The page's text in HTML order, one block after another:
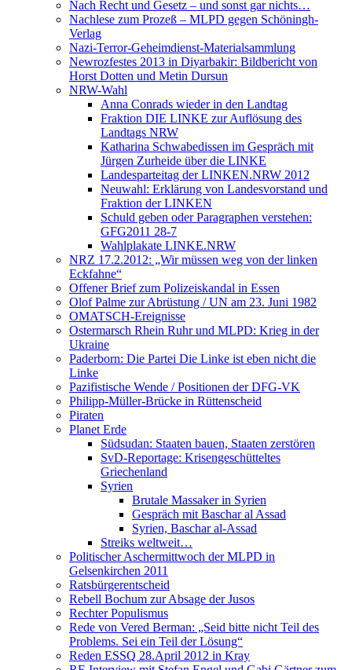
Nach Recht und Gesetz – und sonst gar nichts…
Nachlese zum Prozeß – MLPD gegen Schöningh-
Verlag
Nazi-Terror-Geheimdienst-Materialsammlung
Newrozfestes 2013 in Diyarbakir: Bildbericht von
Horst Dotten und Metin Dursun
NRW-Wahl
Anna Conrads wieder in den Landtag
Fraktion DIE LINKE zur Auflösung des
Landtags NRW
Katharina Schwabedissen im Gespräch mit
Jürgen Zurheide über die LINKE
Landesparteitag der LINKEN.NRW 2012
Neuwahl: Erklärung von Landesvorstand und
Fraktion der LINKEN
Schuld geben oder Paragraphen verstehen:
GFG2011 28-7
Wahlplakate LINKE.NRW
NRZ 17.2.2012: „Wir müssen weg von der linken
Eckfahne“
Offener Brief zum Polizeiskandal in Essen
Olof Palme zur Abrüstung / UN am 23. Juni 1982
OMATSCH-Ereignisse
Ostermarsch Rhein Ruhr und MLPD: Krieg in der
Ukraine
Paderborn: Die Partei Die Linke ist eben nicht die
Linke
Pazifistische Wende / Positionen der DFG-VK
Philipp-Müller-Brücke in Rüttenscheid
Piraten
Planet Erde
Südsudan: Staaten bauen, Staaten zerstören
SvD-Reportage: Krisengeschütteltes
Griechenland
Syrien
Brutale Massaker in Syrien
Gespräch mit Baschar al Assad
Syrien, Baschar al-Assad
Streiks weltweit…
Politischer Aschermittwoch der MLPD in
Gelsenkirchen 2011
Ratsbürgerentscheid
Rebell Bochum zur Absage der Jusos
Rechter Populismus
Rede von Vered Berman: „Seid bitte nicht Teil des
Problems. Sei ein Teil der Lösung“
Reden ESSQ 28.April 2012 in Kray